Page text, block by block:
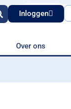
Inloggen
Over ons